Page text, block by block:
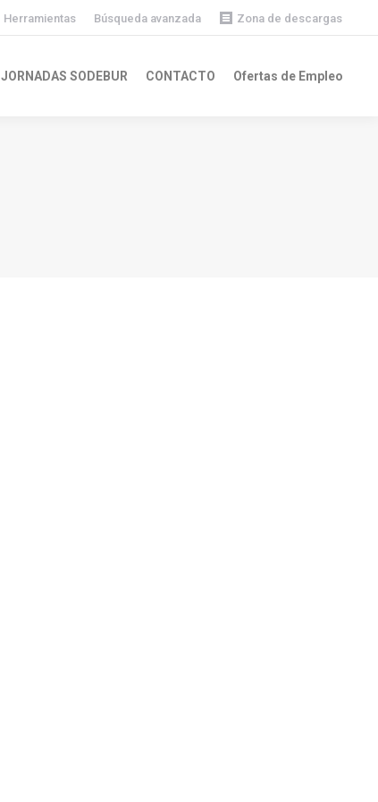
Herramientas Búsqueda avanzada Zona de descargas
JORNADAS SODEBUR CONTACTO Ofertas de Empleo